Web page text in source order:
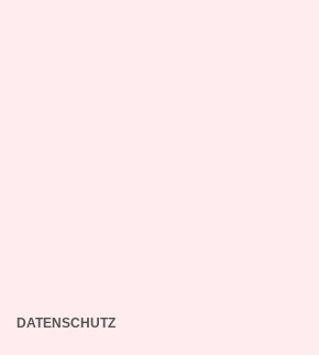
DATENSCHUTZ